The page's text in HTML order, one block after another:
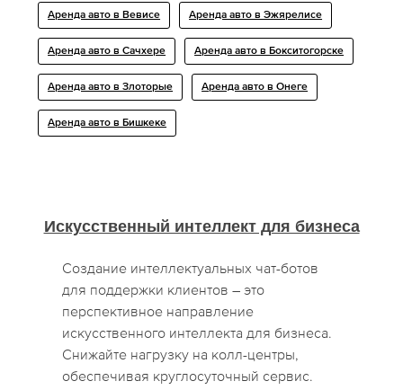
Аренда авто в Вевисе Аренда авто в Эжярелисе
Аренда авто в Сачхере Аренда авто в Бокситогорске
Аренда авто в Злоторые Аренда авто в Онеге
Аренда авто в Бишкеке
Искусственный интеллект для бизнеса
Создание интеллектуальных чат-ботов
для поддержки клиентов – это
перспективное направление
искусственного интеллекта для бизнеса.
Снижайте нагрузку на колл-центры,
обеспечивая круглосуточный сервис.